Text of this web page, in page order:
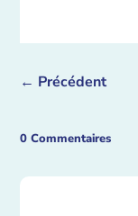
← Précédent
0 Commentaires